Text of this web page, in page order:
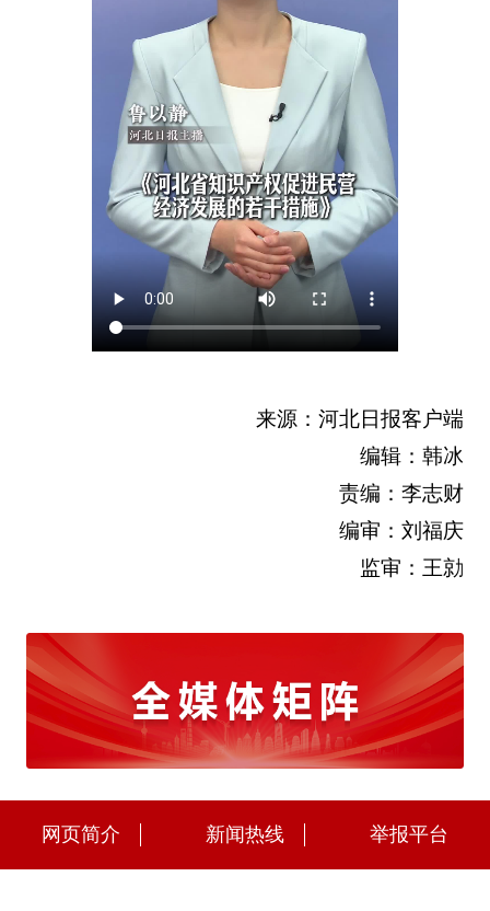
来源：河北日报客户端
编辑：韩冰
责编：李志财
编审：刘福庆
监审：王勍
网页简介 新闻热线 举报平台